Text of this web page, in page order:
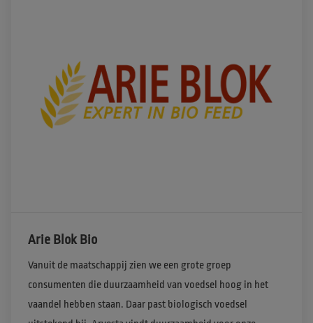
Arie Blok Bio
Vanuit de maatschappij zien we een grote groep
consumenten die duurzaamheid van voedsel hoog in het
vaandel hebben staan. Daar past biologisch voedsel